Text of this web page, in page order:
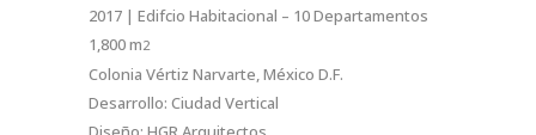
2017 | Edifcio Habitacional – 10 Departamentos
1,800 m2
Colonia Vértiz Narvarte, México D.F.
Desarrollo: Ciudad Vertical